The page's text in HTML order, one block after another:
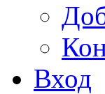
Вход